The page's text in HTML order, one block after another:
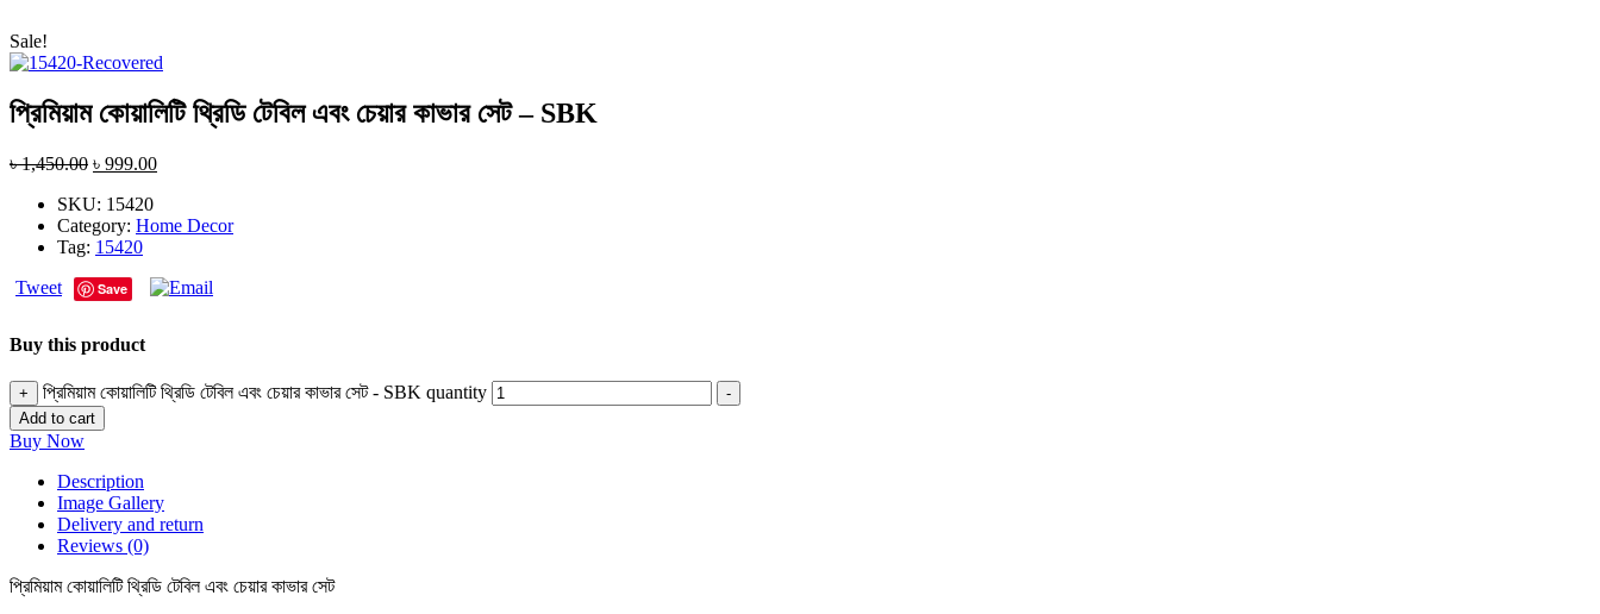
Sale!
প্রিমিয়াম কোয়ালিটি থ্রিডি টেবিল এবং চেয়ার কাভার সেট – SBK
৳1,450.00 ৳ 999.00
SKU: 15420
Category: Home Decor
Tag: 15420
Tweet
Save
Buy this product
+ প্রিমিয়াম কোয়ালিটি থ্রিডি টেবিল এবং চেয়ার কাভার সেট - SBK quantity
-
Add to cart
Buy Now
Description
Image Gallery
Delivery and return
Reviews (0)
প্রিমিয়াম কোয়ালিটি থ্রিডি টেবিল এবং চেয়ার কাভার সেট